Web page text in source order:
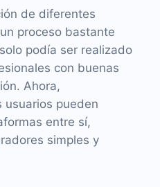
de diferentes
proceso bastante
podía ser realizado
con buenas
Ahora,
usuarios pueden
entre sí,
simples y